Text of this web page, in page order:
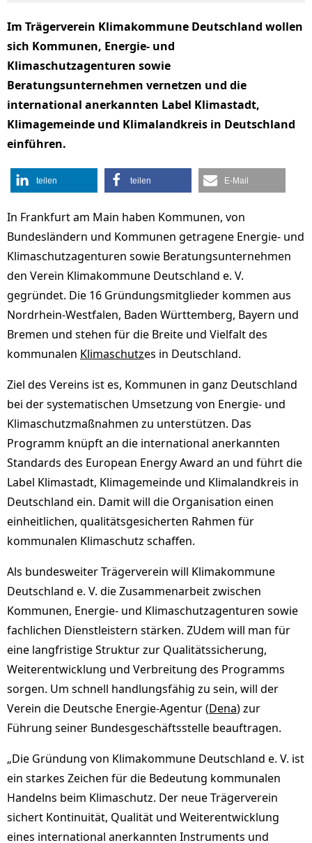
Im Trägerverein Klimakommune Deutschland wollen
sich Kommunen, Energie- und
Klimaschutzagenturen sowie
Beratungsunternehmen vernetzen und die
international anerkannten Label Klimastadt,
Klimagemeinde und Klimalandkreis in Deutschland
einführen.
teilen teilen E-Mail
In Frankfurt am Main haben Kommunen, von
Bundesländern und Kommunen getragene Energie- und
Klimaschutzagenturen sowie Beratungsunternehmen
den Verein Klimakommune Deutschland e. V.
gegründet. Die 16 Gründungsmitglieder kommen aus
Nordrhein-Westfalen, Baden Württemberg, Bayern und
Bremen und stehen für die Breite und Vielfalt des
kommunalen Klimaschutzes in Deutschland.
Ziel des Vereins ist es, Kommunen in ganz Deutschland
bei der systematischen Umsetzung von Energie- und
Klimaschutzmaßnahmen zu unterstützen. Das
Programm knüpft an die international anerkannten
Standards des European Energy Award an und führt die
Label Klimastadt, Klimagemeinde und Klimalandkreis in
Deutschland ein. Damit will die Organisation einen
einheitlichen, qualitätsgesicherten Rahmen für
kommunalen Klimaschutz schaﬀen.
Als bundesweiter Trägerverein will Klimakommune
Deutschland e. V. die Zusammenarbeit zwischen
Kommunen, Energie- und Klimaschutzagenturen sowie
fachlichen Dienstleistern stärken. ZUdem will man für
eine langfristige Struktur zur Qualitätssicherung,
Weiterentwicklung und Verbreitung des Programms
sorgen. Um schnell handlungsfähig zu sein, will der
Verein die Deutsche Energie-Agentur (Dena) zur
Führung seiner Bundesgeschäftsstelle beauftragen.
„Die Gründung von Klimakommune Deutschland e. V. ist
ein starkes Zeichen für die Bedeutung kommunalen
Handelns beim Klimaschutz. Der neue Trägerverein
sichert Kontinuität, Qualität und Weiterentwicklung
eines international anerkannten Instruments und